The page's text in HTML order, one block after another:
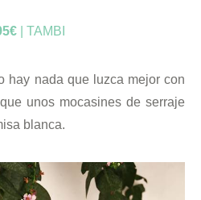
| TAMBI
hay nada que luzca mejor con
unos mocasines de serraje
blanca.